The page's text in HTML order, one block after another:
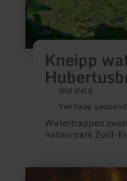
Kneipp
Wolsfeld
Vandaag geopend
Watertrappen
natuurpark Zuid-